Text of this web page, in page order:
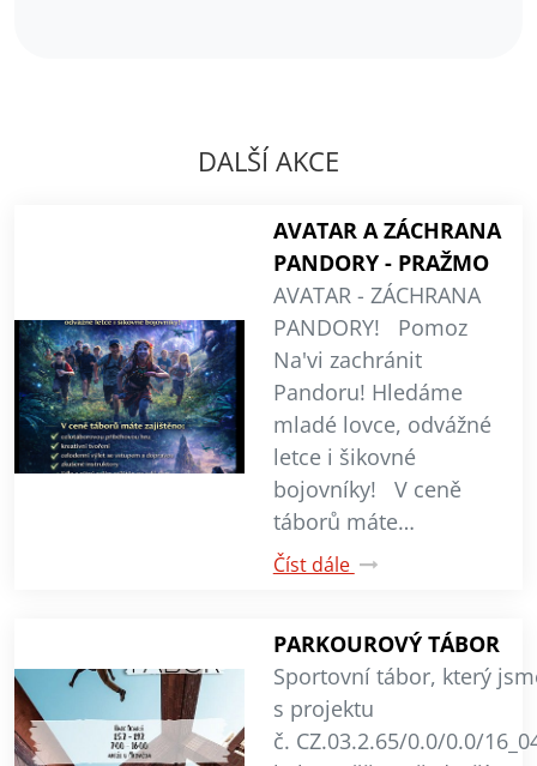
DALŠÍ AKCE
AVATAR A ZÁCHRANA
PANDORY - PRAŽMO
AVATAR - ZÁCHRANA
PANDORY! Pomoz
Na'vi zachránit
Pandoru! Hledáme
mladé lovce, odvážné
letce i šikovné
bojovníky! V ceně
táborů máte…
Číst dále
PARKOUROVÝ TÁBOR
Sportovní tábor, který
s projektu
č. CZ.03.2.65/0.0/0.0/